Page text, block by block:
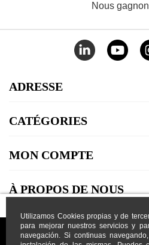
Utilizamos Cookies propias y de
para mejorar nuestros servicios y
navegación. Si continuas
Nous
ADRESSE
CATÉGORIES
MON COMPTE
À PROPOS DE NOUS